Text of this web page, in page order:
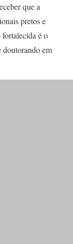
que a
pretos e
fortalecida é o
em